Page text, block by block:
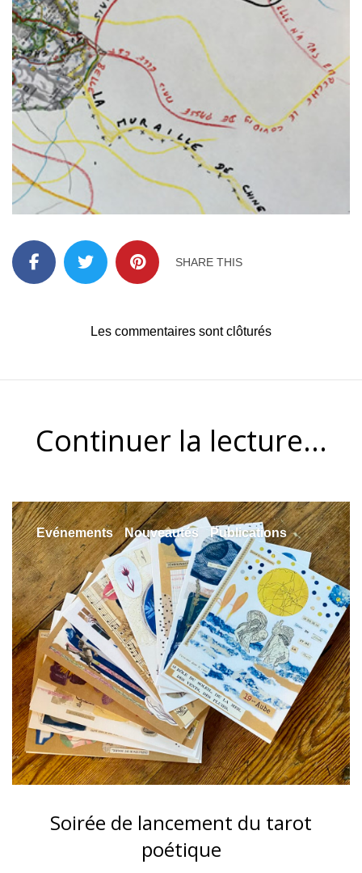
SHARE THIS
Les commentaires sont clôturés
Continuer la lecture...
Evénements Nouveautés Publications
Soirée de lancement du tarot
poétique